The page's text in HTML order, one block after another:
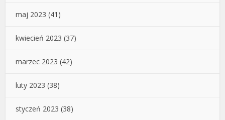
maj 2023 (41)
kwiecień 2023 (37)
marzec 2023 (42)
luty 2023 (38)
styczeń 2023 (38)